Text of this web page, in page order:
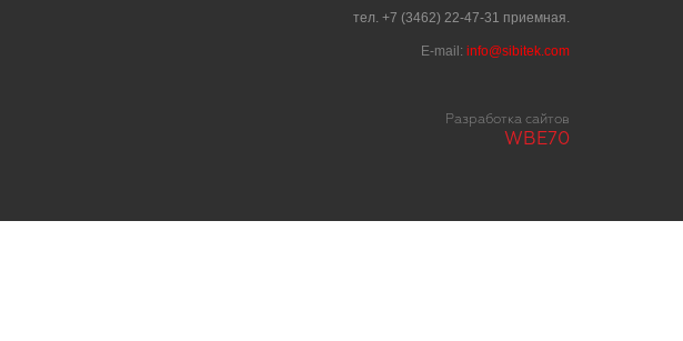
тел. +7 (3462) 22-47-31 приемная.
E-mail: info@sibitek.com
Разработка сайтов
WBE70